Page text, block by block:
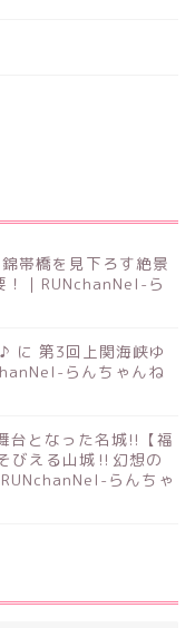
帯橋を見下ろす絶景
！｜RUNchanNel-ら
に 第3回上関海峡ゆ
らんちゃんね
台となった名城!!【福
びえる山城‼幻想の
らんちゃ